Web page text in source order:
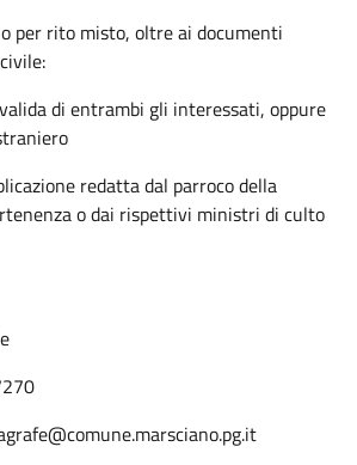
per rito misto, oltre ai documenti
di entrambi gli interessati, oppure
redatta dal parroco della
o dai rispettivi ministri di culto